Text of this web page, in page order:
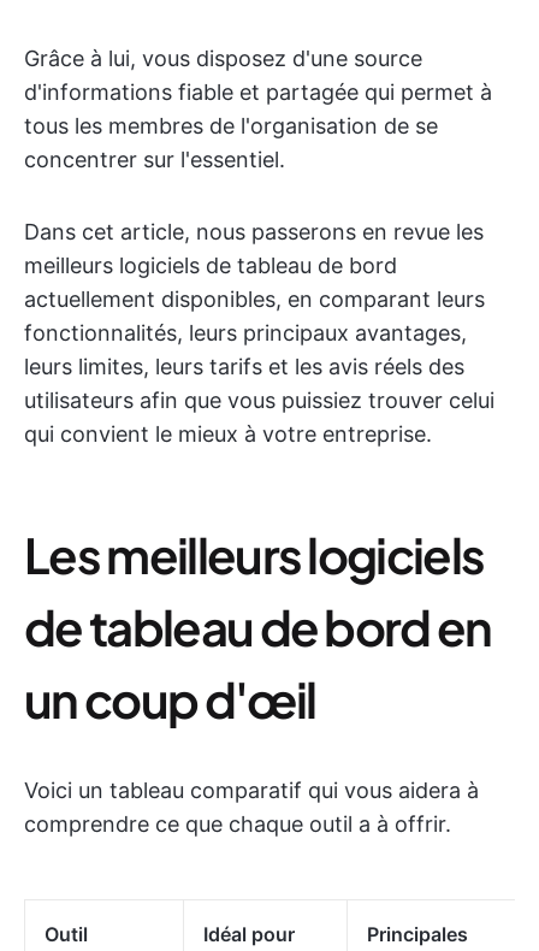
Grâce à lui, vous disposez d'une source
d'informations fiable et partagée qui permet à
tous les membres de l'organisation de se
concentrer sur l'essentiel.
Dans cet article, nous passerons en revue les
meilleurs logiciels de tableau de bord
actuellement disponibles, en comparant leurs
fonctionnalités, leurs principaux avantages,
leurs limites, leurs tarifs et les avis réels des
utilisateurs afin que vous puissiez trouver celui
qui convient le mieux à votre entreprise.
Les meilleurs logiciels
de tableau de bord en
un coup d'œil
Voici un tableau comparatif qui vous aidera à
comprendre ce que chaque outil a à offrir.
Outil Idéal pour
Principales